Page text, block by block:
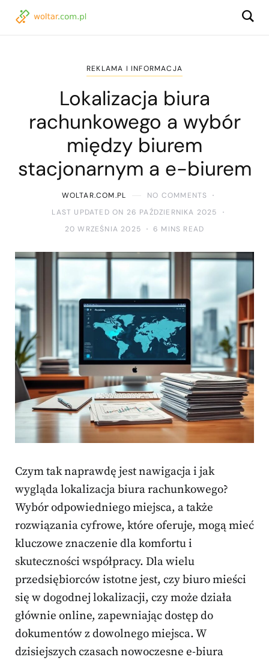
REKLAMA I INFORMACJA
Lokalizacja biura
rachunkowego a wybór
między biurem
stacjonarnym a e-biurem
WOLTAR.COM.PL
NO COMMENTS
LAST UPDATED ON 26 PAŹDZIERNIKA 2025
20 WRZEŚNIA 2025
6 MINS READ
Czym tak naprawdę jest nawigacja i jak
wygląda lokalizacja biura rachunkowego?
Wybór odpowiedniego miejsca, a także
rozwiązania cyfrowe, które oferuje, mogą mieć
kluczowe znaczenie dla komfortu i
skuteczności współpracy. Dla wielu
przedsiębiorców istotne jest, czy biuro mieści
się w dogodnej lokalizacji, czy może działa
głównie online, zapewniając dostęp do
dokumentów z dowolnego miejsca. W
dzisiejszych czasach nowoczesne e-biura